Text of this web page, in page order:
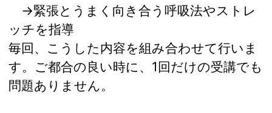
→緊張とうまく向き合う呼吸法やストレ
ッチを指導
毎回、こうした内容を組み合わせて行いま
す。ご都合の良い時に、1回だけの受講でも
問題ありません。